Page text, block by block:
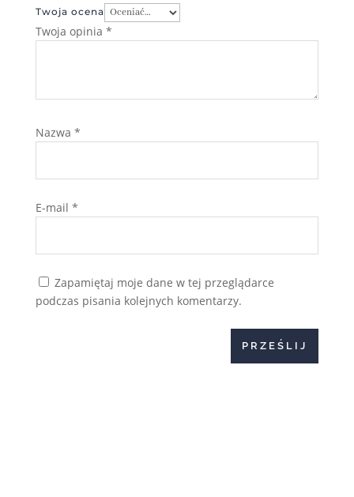
Twoja ocena
Twoja opinia *
Nazwa *
E-mail *
Zapamiętaj moje dane w tej przeglądarce
podczas pisania kolejnych komentarzy.
PRZEŚLIJ